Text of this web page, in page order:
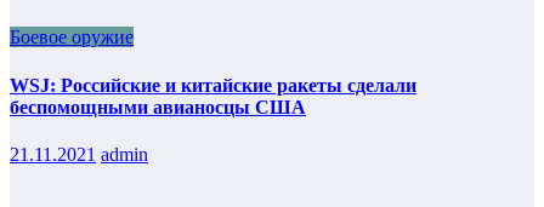
Боевое оружие
WSJ: Российские и китайские ракеты сделали
беспомощными авианосцы США
21.11.2021 admin